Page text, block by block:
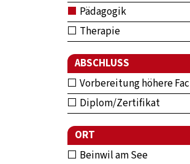
Pädagogik
Therapie
ABSCHLUSS
Vorbereitung höhere
Diplom/Zertifikat
ORT
Beinwil am See